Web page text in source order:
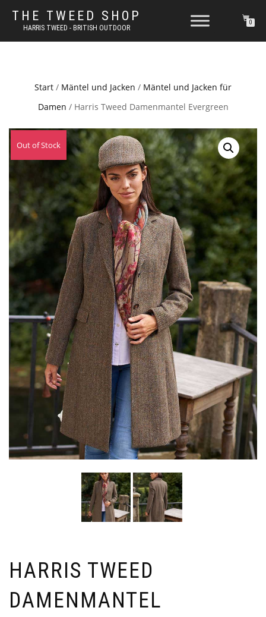
THE TWEED SHOP
HARRIS TWEED - BRITISH OUTDOOR
0
Start / Mäntel und Jacken / Mäntel und Jacken für
Damen / Harris Tweed Damenmantel Evergreen
Out of Stock
HARRIS TWEED
DAMENMANTEL